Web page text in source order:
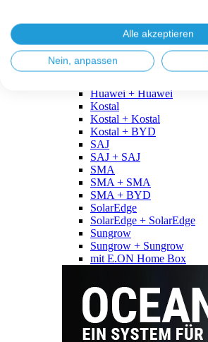
Fronius + BYD
GoodWe
GoodWe + GoodWe
GoodWe + BYD
Huawei + Huawei
Kostal
Kostal + Kostal
Kostal + BYD
SAJ
SAJ + SAJ
SMA
SMA + SMA
SMA + BYD
SolarEdge
SolarEdge + SolarEdge
Sungrow
Sungrow + Sungrow
mit E.ON Home Box
Alle akzeptieren
Nein, anpassen